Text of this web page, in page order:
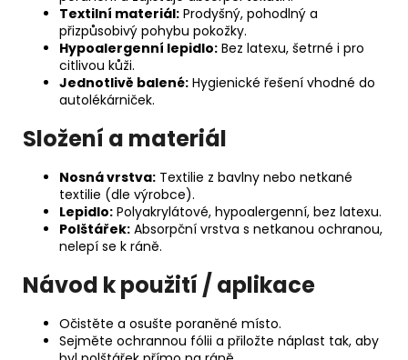
Textilní materiál: Prodyšný, pohodlný a
přizpůsobivý pohybu pokožky.
Hypoalergenní lepidlo: Bez latexu, šetrné i pro
citlivou kůži.
Jednotlivě balené: Hygienické řešení vhodné do
autolékárniček.
Složení a materiál
Nosná vrstva: Textilie z bavlny nebo netkané
textilie (dle výrobce).
Lepidlo: Polyakrylátové, hypoalergenní, bez latexu.
Polštářek: Absorpční vrstva s netkanou ochranou,
nelepí se k ráně.
Návod k použití / aplikace
Očistěte a osušte poraněné místo.
Sejměte ochrannou fólii a přiložte náplast tak, aby